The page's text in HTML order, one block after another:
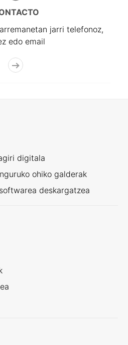
jarri telefonoz,
edo email
digitala
ohiko galderak
deskargatzea